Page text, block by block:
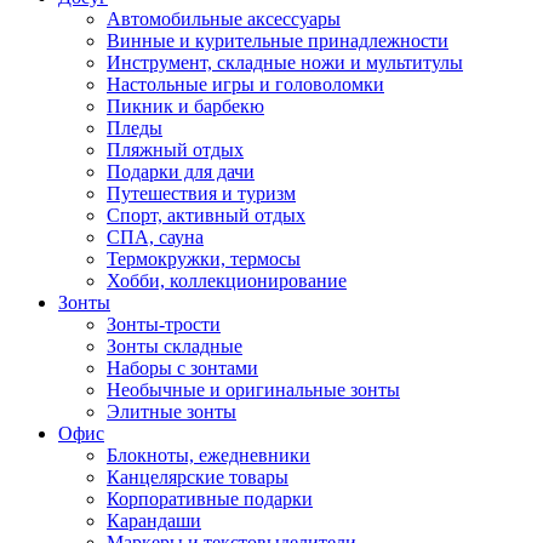
Автомобильные аксессуары
Винные и курительные принадлежности
Инструмент, складные ножи и мультитулы
Настольные игры и головоломки
Пикник и барбекю
Пледы
Пляжный отдых
Подарки для дачи
Путешествия и туризм
Спорт, активный отдых
СПА, сауна
Термокружки, термосы
Хобби, коллекционирование
Зонты
Зонты-трости
Зонты складные
Наборы с зонтами
Необычные и оригинальные зонты
Элитные зонты
Офис
Блокноты, ежедневники
Канцелярские товары
Корпоративные подарки
Карандаши